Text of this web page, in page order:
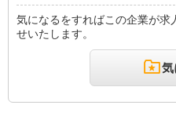
気になるをすればこの企業が求
せいたします。
気